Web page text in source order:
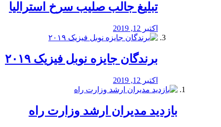
تبلیغ جالب صلیب سرخ استرالیا
اکتبر 12, 2019
برندگان جایزه نوبل فیزیک ۲۰۱۹
اکتبر 12, 2019
بازدید مدیران ارشد وزارت راه